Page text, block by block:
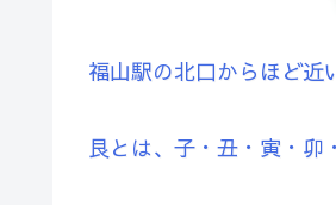
福山駅の北口からほど近
艮とは、子・丑・寅・卯